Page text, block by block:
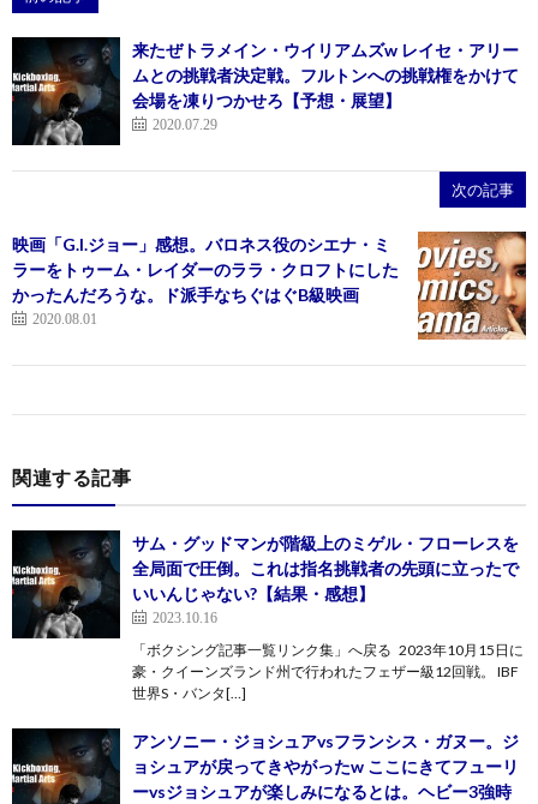
来たぜトラメイン・ウイリアムズw レイセ・アリー
ムとの挑戦者決定戦。フルトンへの挑戦権をかけて
会場を凍りつかせろ【予想・展望】
2020.07.29
次の記事
映画「G.I.ジョー」感想。バロネス役のシエナ・ミ
ラーをトゥーム・レイダーのララ・クロフトにした
かったんだろうな。ド派手なちぐはぐB級映画
2020.08.01
関連する記事
サム・グッドマンが階級上のミゲル・フローレスを
全局面で圧倒。これは指名挑戦者の先頭に立ったで
いいんじゃない?【結果・感想】
2023.10.16
「ボクシング記事一覧リンク集」へ戻る 2023年10月15日に
豪・クイーンズランド州で行われたフェザー級12回戦。 IBF
世界S・バンタ[…]
アンソニー・ジョシュアvsフランシス・ガヌー。ジ
ョシュアが戻ってきやがったw ここにきてフューリ
ーvsジョシュアが楽しみになるとは。ヘビー3強時